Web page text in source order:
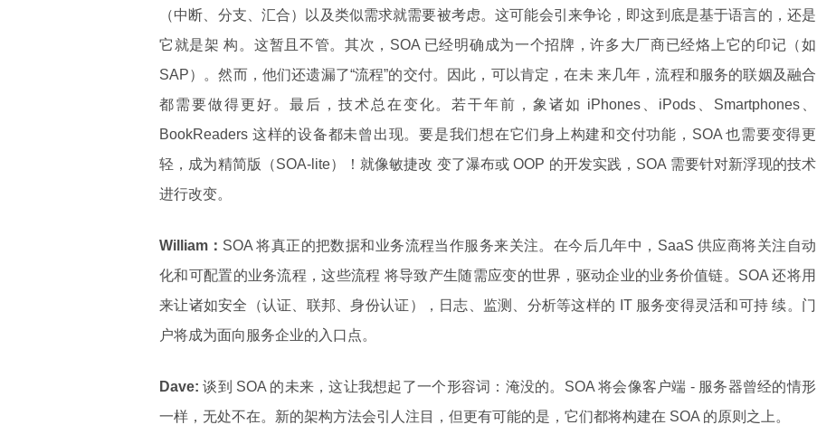
（中断、分支、汇合）以及类似需求就需要被考虑。这可能会引来争论，即这到底是基于语言的，还是
它就是架 构。这暂且不管。其次，SOA 已经明确成为一个招牌，许多大厂商已经烙上它的印记（如
SAP）。然而，他们还遗漏了“流程”的交付。因此，可以肯定，在未 来几年，流程和服务的联姻及融合
都需要做得更好。最后，技术总在变化。若干年前，象诸如 iPhones、iPods、Smartphones、
BookReaders 这样的设备都未曾出现。要是我们想在它们身上构建和交付功能，SOA 也需要变得更
轻，成为精简版（SOA-lite）！就像敏捷改 变了瀑布或 OOP 的开发实践，SOA 需要针对新浮现的技术
进行改变。
William： SOA 将真正的把数据和业务流程当作服务来关注。在今后几年中，SaaS 供应商将关注自动
化和可配置的业务流程，这些流程 将导致产生随需应变的世界，驱动企业的业务价值链。SOA 还将用
来让诸如安全（认证、联邦、身份认证），日志、监测、分析等这样的 IT 服务变得灵活和可持 续。门
户将成为面向服务企业的入口点。
Dave: 谈到 SOA 的未来，这让我想起了一个形容词：淹没的。SOA 将会像客户端 - 服务器曾经的情形
一样，无处不在。新的架构方法会引人注目，但更有可能的是，它们都将构建在 SOA 的原则之上。